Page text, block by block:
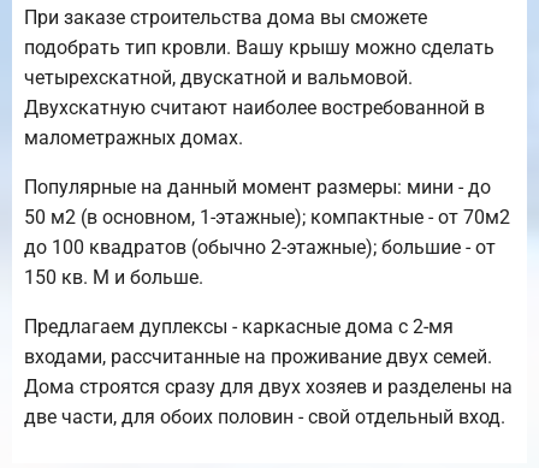
При заказе строительства дома вы сможете
подобрать тип кровли. Вашу крышу можно сделать
четырехскатной, двускатной и вальмовой.
Двухскатную считают наиболее востребованной в
малометражных домах.
Популярные на данный момент размеры: мини - до
50 м2 (в основном, 1-этажные); компактные - от 70м2
до 100 квадратов (обычно 2-этажные); большие - от
150 кв. М и больше.
Предлагаем дуплексы - каркасные дома с 2-мя
входами, рассчитанные на проживание двух семей.
Дома строятся сразу для двух хозяев и разделены на
две части, для обоих половин - свой отдельный вход.